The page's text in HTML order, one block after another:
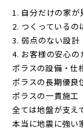
JR常磐線
JR常磐線 [
JR中央・
見学OK東京都
【予告広告】
【予告広告】◆
近プロジェク
京成本線「お
地図内の物
埼玉県川越市
1. 自分だけの家が
2. つくっているの
3. 弱点のない設計
4. お客様の安心の
ポラスの設備・仕
ポラスの長期優良
ポラスの一貫施工
全ては地盤が支え
本当に地震に強い